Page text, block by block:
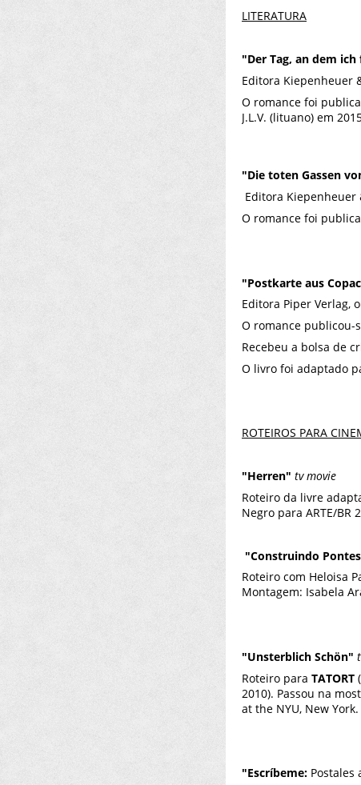
LITERATURA
"Der Tag, an dem
Editora Kiepenheuer
O romance foi
J.L.V. (lituano) em
"Die toten Gassen
Editora Kiepenheuer
O romance foi
"Postkarte aus
Editora Piper Verlag,
O romance publicou-
Recebeu a bolsa de
O livro foi adaptado
ROTEIROS PARA
"Herren" tv movie
Roteiro da livre
Negro para ARTE/BR
"Construindo
Roteiro com Heloisa
Montagem: Isabela
"Unsterblich Schön"
Roteiro para TATORT (
2010). Passou na
at the NYU, New
"Escríbeme: Postales